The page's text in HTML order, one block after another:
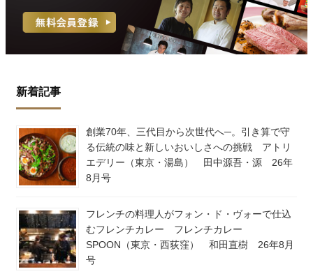
新着記事
創業70年、三代目から次世代へ─。引き算で守
る伝統の味と新しいおいしさへの挑戦 アトリ
エデリー（東京・湯島） 田中源吾・源 26年
8月号
フレンチの料理人がフォン・ド・ヴォーで仕込
むフレンチカレー フレンチカレー
SPOON（東京・西荻窪） 和田直樹 26年8月
号